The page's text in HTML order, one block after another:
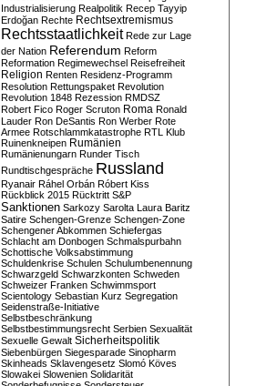
Industrialisierung Realpolitik Recep Tayyip
Erdoğan Rechte Rechtsextremismus
Rechtsstaatlichkeit Rede zur Lage
der Nation Referendum Reform
Reformation Regimewechsel Reisefreiheit
Religion Renten Residenz-Programm
Resolution Rettungspaket Revolution
Revolution 1848 Rezession RMDSZ
Robert Fico Roger Scruton Roma Ronald
Lauder Ron DeSantis Ron Werber Rote
Armee Rotschlammkatastrophe RTL Klub
Ruinenkneipen Rumänien
Rumänienungarn Runder Tisch
Rundtischgespräche Russland
Ryanair Ráhel Orbán Róbert Kiss
Rückblick 2015 Rücktritt S&P
Sanktionen Sarkozy Sarolta Laura Baritz
Satire Schengen-Grenze Schengen-Zone
Schengener Abkommen Schiefergas
Schlacht am Donbogen Schmalspurbahn
Schottische Volksabstimmung
Schuldenkrise Schulen Schulumbenennung
Schwarzgeld Schwarzkonten Schweden
Schweizer Franken Schwimmsport
Scientology Sebastian Kurz Segregation
Seidenstraße-Initiative
Selbstbeschränkung
Selbstbestimmungsrecht Serbien Sexualität
Sexuelle Gewalt Sicherheitspolitik
Siebenbürgen Siegesparade Sinopharm
Skinheads Sklavengesetz Slomó Köves
Slowakei Slowenien Solidarität